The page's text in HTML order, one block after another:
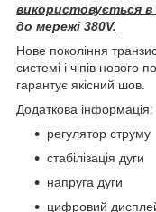
використовується в
до мережі 380V.
Нове покоління
системі і чіпів нового
гарантує якісний шов.
Додаткова інформація:
регулятор струму
стабілізація дуги
напруга дуги
цифровий